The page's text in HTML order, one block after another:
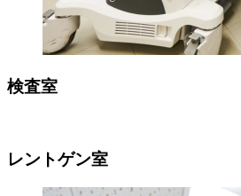
検査室
レントゲン室